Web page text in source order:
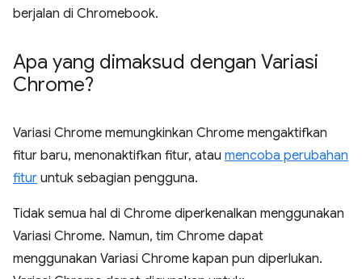
berjalan di Chromebook.
Apa yang dimaksud dengan Variasi
Chrome?
Variasi Chrome memungkinkan Chrome mengaktifkan
fitur baru, menonaktifkan fitur, atau mencoba perubahan
fitur untuk sebagian pengguna.
Tidak semua hal di Chrome diperkenalkan menggunakan
Variasi Chrome. Namun, tim Chrome dapat
menggunakan Variasi Chrome kapan pun diperlukan.